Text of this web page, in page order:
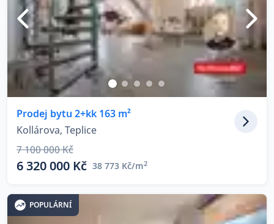
Prodej bytu 2+kk 163 m²
Kollárova, Teplice
7 100 000 Kč
6 320 000 Kč 38 773 Kč/m2
POPULÁRNÍ